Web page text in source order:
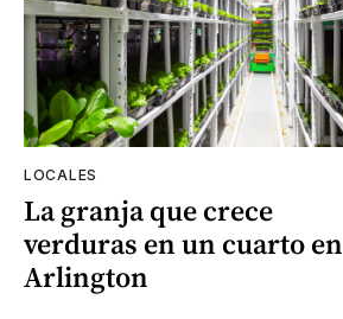
LOCALES
La granja que crece
verduras en un cuarto en
Arlington